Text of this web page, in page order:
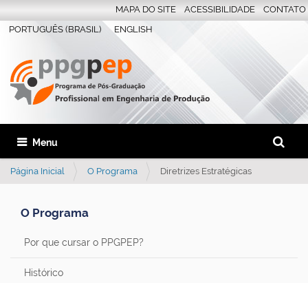
Busca
Busca
PORTUGUÊS (BRASIL) ENGLISH
MAPA DO SITE ACESSIBILIDADE CONTATO
Toggle navigation
Página Inicial O Programa Diretrizes Estratégicas
O Programa
Por que cursar o PPGPEP?
Histórico